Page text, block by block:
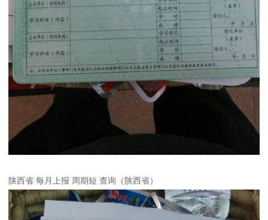
陕西省 每月上报 周期短 查询（陕西省）